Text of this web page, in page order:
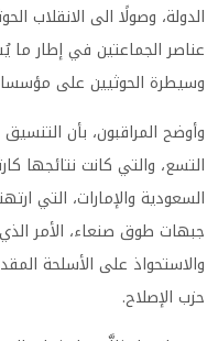
عناصر الجماعتين في إطار ما
وسيطرة الحوثيين على
وأوضح المراقبون، بأن
التسع، والتي كانت نتائجها
السعودية والإمارات، التي
جبهات طوق صنعاء، الأمر
والاستحواذ على الأسلحة
حزب الإصلاح.